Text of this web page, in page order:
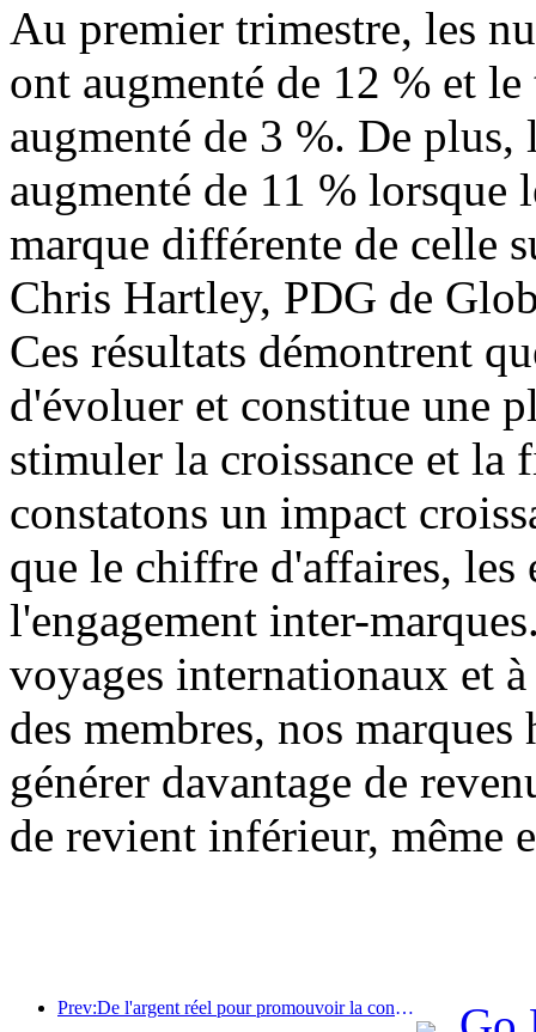
Au premier trimestre, les
ont augmenté de 12 % et
augmenté de 3 %. De
augmenté de 11 % lorsque
marque différente de celle
Chris Hartley, PDG de
Ces résultats démontrent
d'évoluer et constitue une
stimuler la croissance et la
constatons un impact
que le chiffre d'affaires, les
l'engagement inter-
voyages internationaux et à
des membres, nos
générer davantage de
de revient inférieur, même
Prev:De l'argent réel pour promouvoir la consommation, de nombreux endroits ont émis des coupons de consommation culturelle et touristique le 1er mai